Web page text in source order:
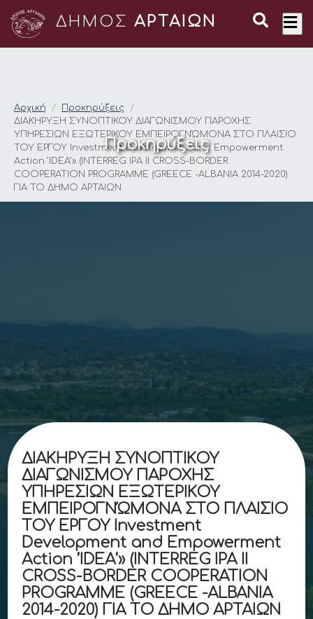
ΔΗΜΟΣ ΑΡΤΑΙΩΝ
ΔΙΑΚΗΡΥΞΗ
Αρχική
Προκηρύξεις
ΔΙΑΚΗΡΥΞΗ ΣΥΝΟΠΤΙΚΟΥ ΔΙΑΓΩΝΙΣΜΟΥ ΠΑΡΟΧΗΣ
ΥΠΗΡΕΣΙΩΝ ΕΞΩΤΕΡΙΚΟΥ ΕΜΠΕΙΡΟΓΝΏΜΟΝΑ ΣΤΟ ΠΛΑΙΣΙΟ
ΤΟΥ ΕΡΓΟΥ Investment Development and Empowerment
Action ’IDEA’» (INTERREG IPA II CROSS-BORDER
COOPERATION PROGRAMME (GREECE -ALBANIA 2014-2020)
ΓΙΑ ΤΟ ΔΗΜΟ ΑΡΤΑΙΩΝ
Προκηρύξεις
ΔΙΑΚΗΡΥΞΗ ΣΥΝΟΠΤΙΚΟΥ
ΔΙΑΓΩΝΙΣΜΟΥ ΠΑΡΟΧΗΣ
ΥΠΗΡΕΣΙΩΝ ΕΞΩΤΕΡΙΚΟΥ
ΕΜΠΕΙΡΟΓΝΏΜΟΝΑ ΣΤΟ ΠΛΑΙΣΙΟ
ΤΟΥ ΕΡΓΟΥ Investment
Development and Empowerment
Action ’IDEA’» (INTERREG IPA II
CROSS-BORDER COOPERATION
PROGRAMME (GREECE -ALBANIA
2014-2020) ΓΙΑ ΤΟ ΔΗΜΟ ΑΡΤΑΙΩΝ